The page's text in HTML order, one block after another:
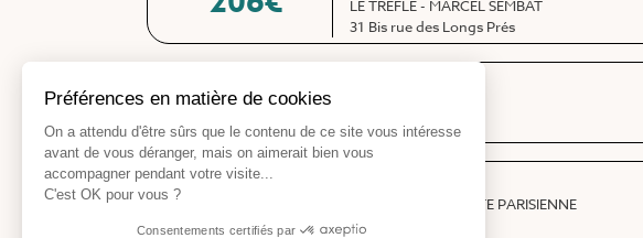
LE TREFLE - MARCEL SEMBAT
31 Bis rue des Longs Prés
209€
10 cité Joly
ECOLE DE CONDUITE PARISIENNE
47 Rue Falguière